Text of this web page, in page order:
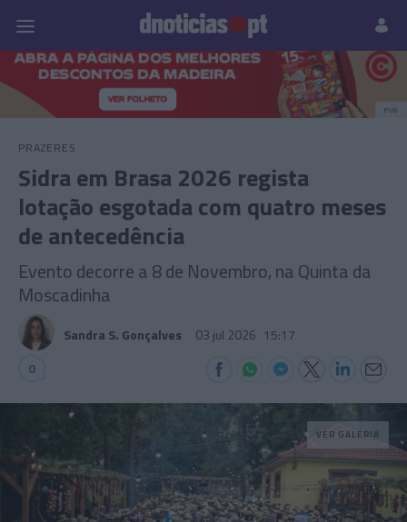
Prazeres Paisagens
PUB
PRAZERES
Sidra em Brasa 2026 regista
lotação esgotada com quatro meses
de antecedência
Evento decorre a 8 de Novembro, na Quinta da
Moscadinha
Sandra S. Gonçalves 03 jul 2026 15:17
0
VER GALERIA